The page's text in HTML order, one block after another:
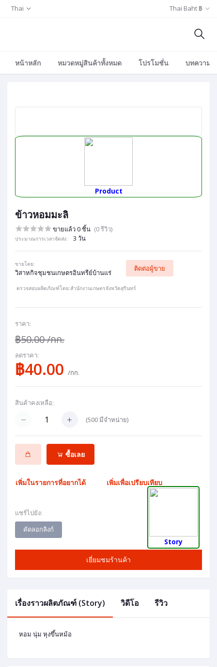
Thai Thai Baht ฿
หน้าหลัก หมวดหมู่สินค้าทั้งหมด โปรโมชั่น บทความ/
Product
ข้าวหอมมะลิ
ขายแล้ว 0 ชิ้น (0 รีวิว)
ประมาณการเวลาจัดส่ง: 3 วัน
ขายโดย:
วิสาหกิจชุมชนเกษตรอินทรีย์บ้านแร่
ติดต่อผู้ขาย
ตรวจสอบผลิตภัณฑ์โดย:สำนักงานเกษตรจังหวัดสุรินทร์
ราคา:
฿50.00/กก.
ลดราคา:
฿40.00 /กก.
สินค้าคงเหลือ:
(500มีจำหน่าย)
ซื้อเลย
เพิ่มในรายการที่อยากได้ เพิ่มเพื่อเปรียบเทียบ
แชร์ไปยัง:
คัดลอกลิงก์
เยี่ยมชมร้านค้า
Story
เรื่องราวผลิตภัณฑ์ (Story) วิดีโอ รีวิว
หอม นุ่ม หุงขึ้นหม้อ